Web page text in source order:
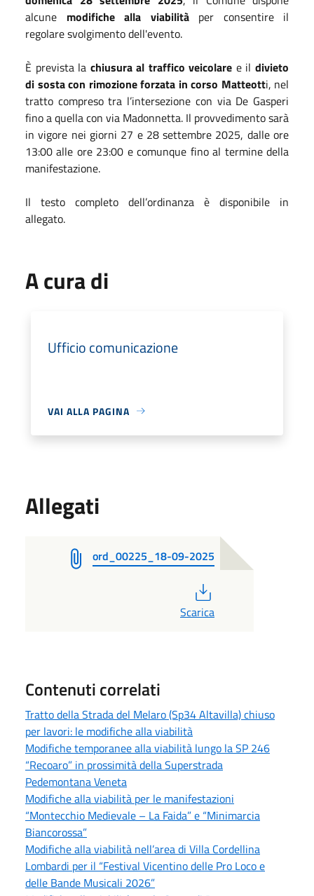
alcune modifiche alla viabilitàper consentire il
regolare svolgimento dell'evento.
È prevista la chiusura al traffico veicolare e ildivieto
di sosta con rimozione forzata in corso Matteotti, nel
tratto compreso tra l’intersezione con via De Gasperi
fino a quella con via Madonnetta. Il provvedimento sarà
in vigore nei giorni 27 e 28 settembre 2025, dalle ore
13:00 alle ore 23:00 e comunque fino al termine della
manifestazione.
Il testo completo dell’ordinanza è disponibile in
allegato.
A cura di
Ufficio comunicazione
VAI ALLA PAGINA
Allegati
ord_00225_18-09-2025
Scarica
Contenuti correlati
Tratto della Strada del Melaro (Sp34 Altavilla) chiuso
per lavori: le modifiche alla viabilità
Modifiche temporanee alla viabilità lungo la SP 246
“Recoaro” in prossimità della Superstrada
Pedemontana Veneta
Modifiche alla viabilità per le manifestazioni
“Montecchio Medievale – La Faida” e “Minimarcia
Biancorossa”
Modifiche alla viabilità nell’area di Villa Cordellina
Lombardi per il “Festival Vicentino delle Pro Loco e
delle Bande Musicali 2026”